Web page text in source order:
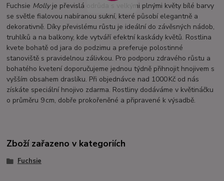
Fuchsie Mollyje převislá odrůda s velkými plnými květy bílé barvy
se světle fialovou nabíranou sukní, které působí elegantně a
dekorativně. Díky převislému růstu je ideální do závěsných nádob,
truhlíků a na balkony, kde vytváří efektní kaskády květů. Rostlina
kvete bohatě od jara do podzimu a preferuje polostinné
stanoviště s pravidelnou zálivkou. Pro podporu zdravého růstu a
bohatého kvetení doporučujeme jednou týdně přihnojit hnojivem s
vyšším obsahem draslíku. Při objednávce nad 1000 Kč od nás
získáte speciální hnojivo zdarma. Rostliny dodáváme v květináčku
o průměru 9 cm, dobře prokořeněné a připravené k výsadbě.
Zboží zařazeno v kategoriích
Fuchsie